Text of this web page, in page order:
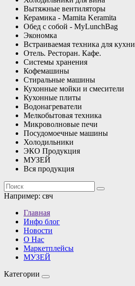
Вытяжные вентиляторы
Керамика - Mamita Keramita
Обед с собой - MyLunchBag
Экономка
Встраиваемая техника для кухни
Отель. Ресторан. Кафе.
Системы хранения
Кофемашины
Стиральные машины
Кухонные мойки и смесители
Кухонные плиты
Водонагреватели
Мелкобытовая техника
Микроволновые печи
Посудомоечные машины
Холодильники
ЭКО Продукция
МУЗЕЙ
Вся продукция
Например: свч
Главная
Инфо блог
Новости
О Нас
Маркетплейсы
МУЗЕЙ
Категории